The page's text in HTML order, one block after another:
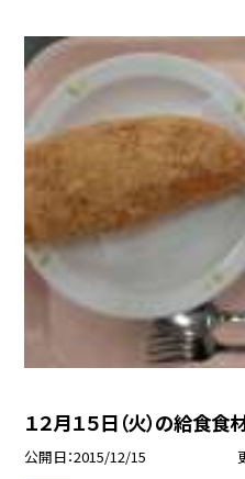
１２月１５日（火）の給食
公開日 2015/12/15